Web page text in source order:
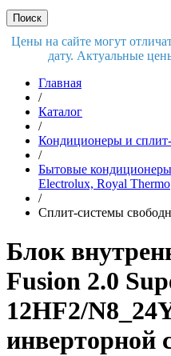
Цены на сайте могут
дату. Актуальные
Главная
/
Каталог
/
Кондиционеры и
/
Бытовые
Electrolux, Royal Thermo
/
Сплит-системы
Блок
Fusion 2.0
12HF2/
инверторной